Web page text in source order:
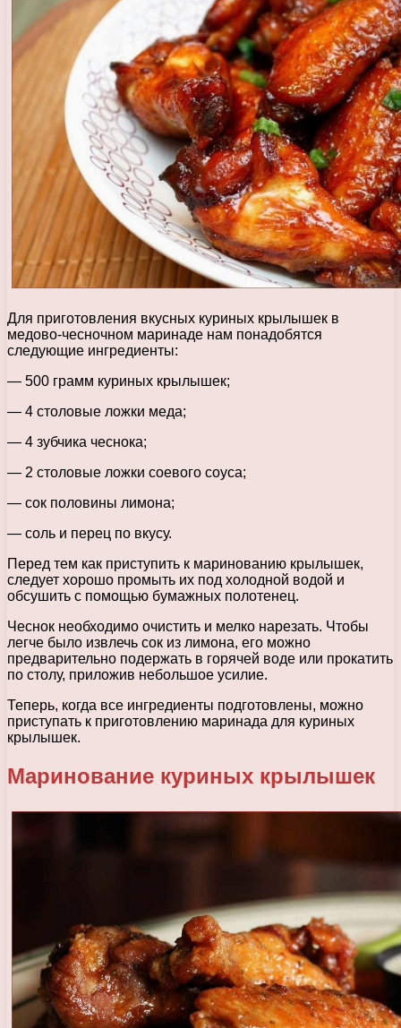
Для приготовления вкусных куриных крылышек в
медово-чесночном маринаде нам понадобятся
следующие ингредиенты:
— 500 грамм куриных крылышек;
— 4 столовые ложки меда;
— 4 зубчика чеснока;
— 2 столовые ложки соевого соуса;
— сок половины лимона;
— соль и перец по вкусу.
Перед тем как приступить к маринованию крылышек,
следует хорошо промыть их под холодной водой и
обсушить с помощью бумажных полотенец.
Чеснок необходимо очистить и мелко нарезать. Чтобы
легче было извлечь сок из лимона, его можно
предварительно подержать в горячей воде или прокатить
по столу, приложив небольшое усилие.
Теперь, когда все ингредиенты подготовлены, можно
приступать к приготовлению маринада для куриных
крылышек.
Маринование куриных крылышек